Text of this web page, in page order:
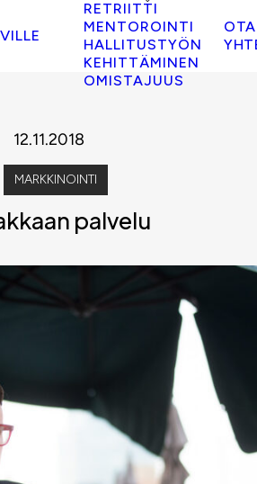
VILLE
RETRIITTI
MENTOROINTI
HALLITUSTYÖN
KEHITTÄMINEN
OMISTAJUUS
OTA
12.11.2018
MARKKINOINTI
palvelu